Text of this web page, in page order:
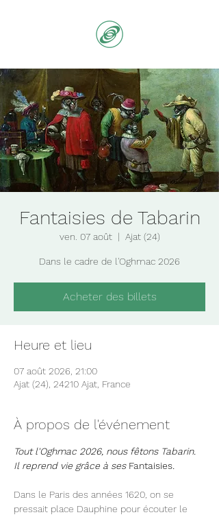
Fantaisies de Tabarin
ven. 07 août
  |
Ajat (24)
Dans le cadre de l'Oghmac 2026
Acheter des billets
Heure et lieu
07 août 2026, 21:00
Ajat (24), 24210 Ajat, France
À propos de l'événement
Tout l'Oghmac 2026, nous fêtons Tabarin.
Il reprend vie grâce à ses Fantaisies
Dans le Paris des années 1620, on se
pressait place Dauphine pour écouter le